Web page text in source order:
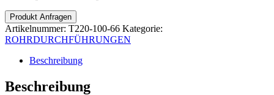
Produkt Anfragen
Artikelnummer: T220-100-66 Kategorie:
ROHRDURCHFÜHRUNGEN
Beschreibung
Beschreibung